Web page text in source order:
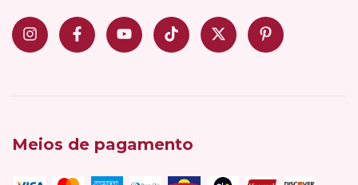
Meios de pagamento